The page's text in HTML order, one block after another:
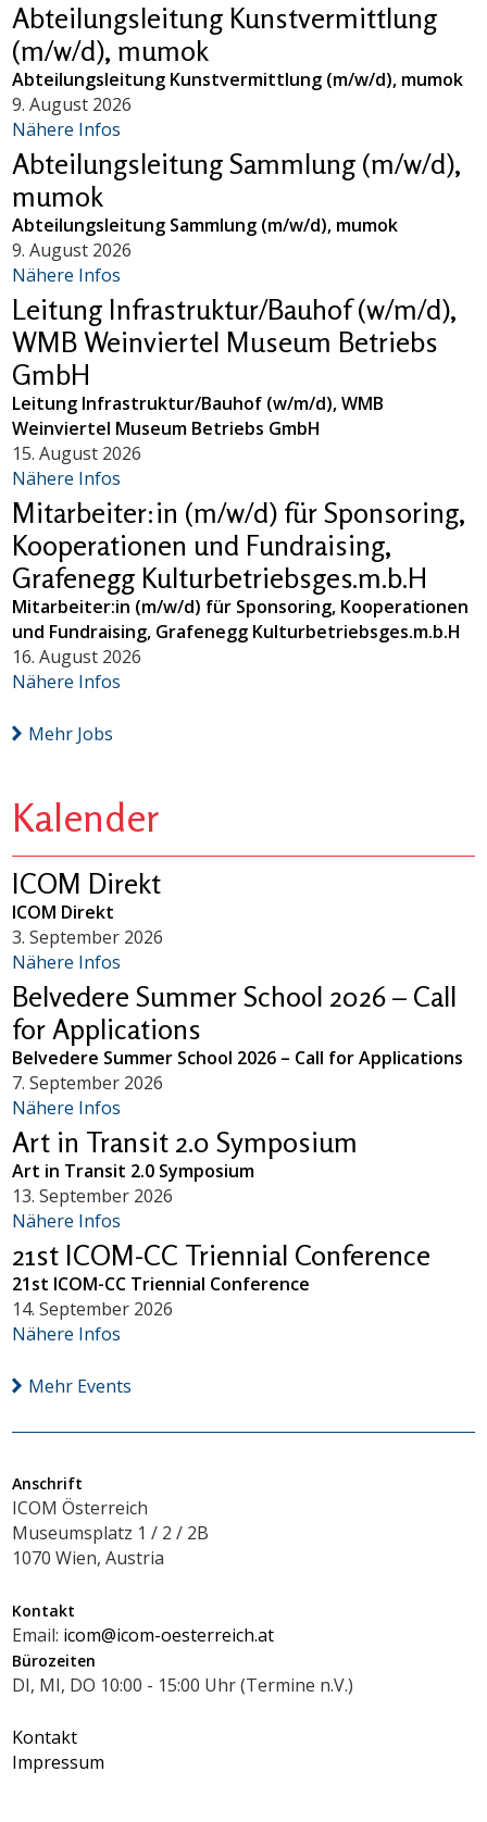
Abteilungsleitung Kunstvermittlung
(m/w/d), mumok
Abteilungsleitung Kunstvermittlung (m/w/d), mumok
9. August 2026
Nähere Infos
Abteilungsleitung Sammlung (m/w/d),
mumok
Abteilungsleitung Sammlung (m/w/d), mumok
9. August 2026
Nähere Infos
Leitung Infrastruktur/Bauhof (w/m/d),
WMB Weinviertel Museum Betriebs
GmbH
Leitung Infrastruktur/Bauhof (w/m/d), WMB
Weinviertel Museum Betriebs GmbH
15. August 2026
Nähere Infos
Mitarbeiter:in (m/w/d) für Sponsoring,
Kooperationen und Fundraising,
Grafenegg Kulturbetriebsges.m.b.H
Mitarbeiter:in (m/w/d) für Sponsoring, Kooperationen
und Fundraising, Grafenegg Kulturbetriebsges.m.b.H
16. August 2026
Nähere Infos
Mehr Jobs
Kalender
ICOM Direkt
ICOM Direkt
3. September 2026
Nähere Infos
Belvedere Summer School 2026 – Call
for Applications
Belvedere Summer School 2026 – Call for Applications
7. September 2026
Nähere Infos
Art in Transit 2.0 Symposium
Art in Transit 2.0 Symposium
13. September 2026
Nähere Infos
21st ICOM-CC Triennial Conference
21st ICOM-CC Triennial Conference
14. September 2026
Nähere Infos
Mehr Events
Anschrift
ICOM Österreich
Museumsplatz 1 / 2 / 2B
1070 Wien, Austria
Kontakt
Email: icom@icom-oesterreich.at
Bürozeiten
DI, MI, DO 10:00 - 15:00 Uhr (Termine n.V.)
Kontakt
Impressum